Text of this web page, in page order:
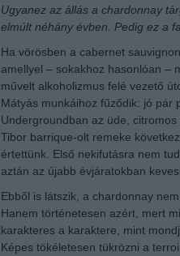
Ugyanez az állás a chardonnay
elmúlt néhány évben. Pedig ez a
Ha vörösben a cabernet
amellyel – sokakhoz hasonlóan –
művelt alkoholizmus felé vezető
Mátyás munkáihoz fűződik: jó pár
Undergroundban az üde,
Tibor barrique-olt remeke
értettünk. Első nekifutásra nem
aztán az újabb évjáratokban
Ebből is látszik, a chardonnay
Hanem történetesen azért, mert
karakteres a karaktere, mint
Képes tökéletesen tükrözni a